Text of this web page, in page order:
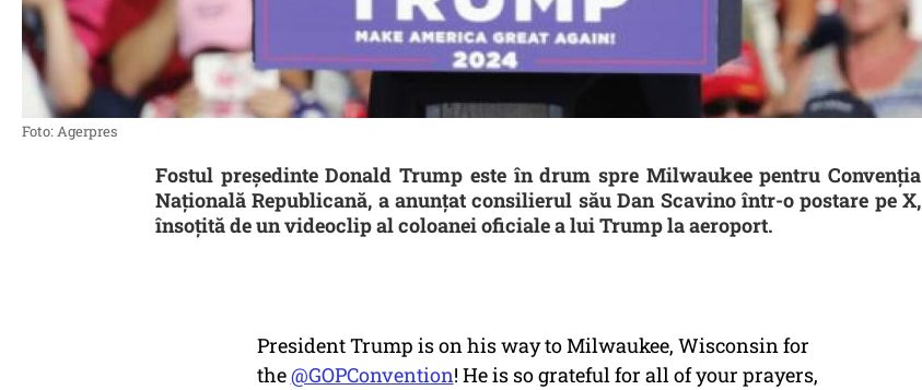
Foto: Agerpres
Fostul președinte Donald Trump este în drum spre Milwaukee pentru Convenția
Națională Republicană, a anunțat consilierul său Dan Scavino într-o postare pe X,
însoțită de un videoclip al coloanei oficiale a lui Trump la aeroport.
President Trump is on his way to Milwaukee, Wisconsin for
the@GOPConvention! He is so grateful for all of your prayers,